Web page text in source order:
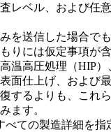
レベル、および任
を送信した場合で
りには仮定事項が
高温高圧処理（HIP）
面仕上げ、および
するよりも、これ
ます。
べての製造詳細を指